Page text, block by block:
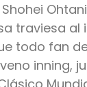
Shohei Ohtani
traviesa al
todo fan
inning,